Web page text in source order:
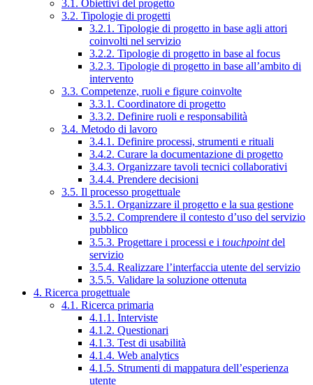
3.1. Obiettivi del progetto
3.2. Tipologie di progetti
3.2.1. Tipologie di progetto in base agli attori
coinvolti nel servizio
3.2.2. Tipologie di progetto in base al focus
3.2.3. Tipologie di progetto in base all’ambito di
intervento
3.3. Competenze, ruoli e figure coinvolte
3.3.1. Coordinatore di progetto
3.3.2. Definire ruoli e responsabilità
3.4. Metodo di lavoro
3.4.1. Definire processi, strumenti e rituali
3.4.2. Curare la documentazione di progetto
3.4.3. Organizzare tavoli tecnici collaborativi
3.4.4. Prendere decisioni
3.5. Il processo progettuale
3.5.1. Organizzare il progetto e la sua gestione
3.5.2. Comprendere il contesto d’uso del servizio
pubblico
3.5.3. Progettare i processi e i touchpointdel
servizio
3.5.4. Realizzare l’interfaccia utente del servizio
3.5.5. Validare la soluzione ottenuta
4. Ricerca progettuale
4.1. Ricerca primaria
4.1.1. Interviste
4.1.2. Questionari
4.1.3. Test di usabilità
4.1.4. Web analytics
4.1.5. Strumenti di mappatura dell’esperienza
utente